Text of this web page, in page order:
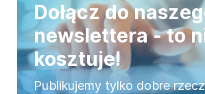
Dołącz do
newslettera - to
kosztuje!
Publikujemy tylko dobre